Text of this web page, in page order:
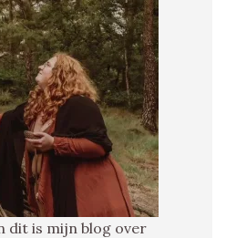
dit is mijn blog over